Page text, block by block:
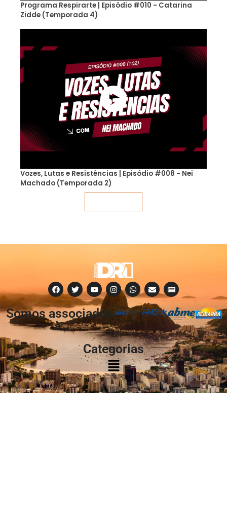
Programa Respirarte | Episódio #010 - Catarina
Zidde (Temporada 4)
Vozes, Lutas e Resistências | Episódio #008 - Nei
Machado (Temporada 2)
Somos associados
à:
Categorias